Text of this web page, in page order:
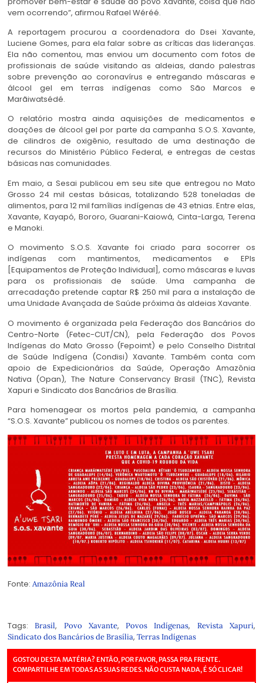
vem ocorrendo”, afirmou Rafael Wéréé.
A reportagem procurou a coordenadora do Dsei Xavante,
Luciene Gomes, para ela falar sobre as críticas das lideranças.
Ela não comentou, mas enviou um documento com fotos de
profissionais de saúde visitando as aldeias, dando palestras
sobre prevenção ao coronavírus e entregando máscaras e
álcool gel em terras indígenas como São Marcos e
Marãiwatsédé.
O relatório mostra ainda aquisições de medicamentos e
doações de álcool gel por parte da campanha S.O.S. Xavante,
de cilindros de oxigênio, resultado de uma destinação de
recursos do Ministério Público Federal, e entregas de cestas
básicas nas comunidades.
Em maio, a Sesai publicou em seu site que entregou no Mato
Grosso 24 mil cestas básicas, totalizando 528 toneladas de
alimentos, para 12 mil famílias indígenas de 43 etnias. Entre elas,
Xavante, Kayapó, Bororo, Guarani-Kaiowá, Cinta-Larga, Terena
e Manoki.
O movimento S.O.S. Xavante foi criado para socorrer os
indígenas com mantimentos, medicamentos e EPIs
[Equipamentos de Proteção Individual], como máscaras e luvas
para os profissionais de saúde. Uma campanha de
arrecadação pretende captar R$ 250 mil para a instalação de
uma Unidade Avançada de Saúde próxima às aldeias Xavante.
O movimento é organizada pela Federação dos Bancários do
Centro-Norte (Fetec-CUT/CN), pela Federação dos Povos
Indígenas do Mato Grosso (Fepoimt) e pelo Conselho Distrital
de Saúde Indígena (Condisi) Xavante. Também conta com
apoio de Expedicionários da Saúde, Operação Amazônia
Nativa (Opan), The Nature Conservancy Brasil (TNC), Revista
Xapuri e Sindicato dos Bancários de Brasília.
Para homenagear os mortos pela pandemia, a campanha
“S.O.S. Xavante” publicou os nomes de todos os parentes.
Fonte: Amazônia Real
Tags:Brasil, Povo Xavante,Povos Indígenas, Revista Xapuri,
Sindicato dos Bancários de Brasília, Terras Indígenas
GOSTOU DESTA MATÉRIA? ENTÃO, POR FAVOR, PASSA PRA FRENTE.
COMPARTILHE EM TODAS AS SUAS REDES. NÃO CUSTA NADA, É SÓ CLICAR!